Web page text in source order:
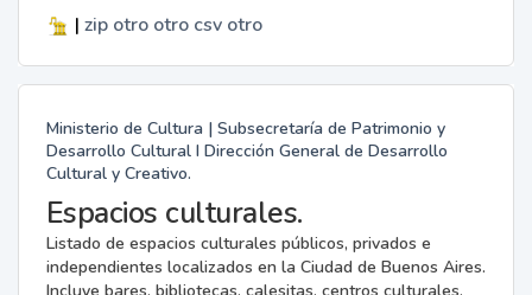
| zip otro otro csv otro
Ministerio de Cultura | Subsecretaría de Patrimonio y
Desarrollo Cultural I Dirección General de Desarrollo
Cultural y Creativo.
Espacios culturales.
Listado de espacios culturales públicos, privados e
independientes localizados en la Ciudad de Buenos Aires.